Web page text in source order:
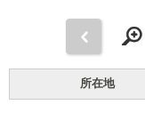
所在地